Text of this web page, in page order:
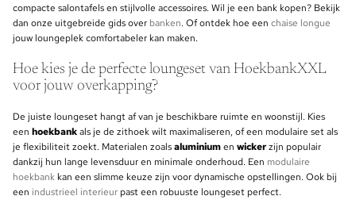
compacte salontafels en stijlvolle accessoires. Wil je een bank kopen? Bekijk
dan onze uitgebreide gids over banken. Of ontdek hoe een chaise longue
jouw loungeplek comfortabeler kan maken.
Hoe kies je de perfecte loungeset van HoekbankXXL
voor jouw overkapping?
De juiste loungeset hangt af van je beschikbare ruimte en woonstijl. Kies
een hoekbankals je de zithoek wilt maximaliseren, of een modulaire set als
je flexibiliteit zoekt. Materialen zoalsaluminiumen wickerzijn populair
dankzij hun lange levensduur en minimale onderhoud. Een modulaire
hoekbankkan een slimme keuze zijn voor dynamische opstellingen. Ook bij
een industrieel interieurpast een robuuste loungeset perfect.